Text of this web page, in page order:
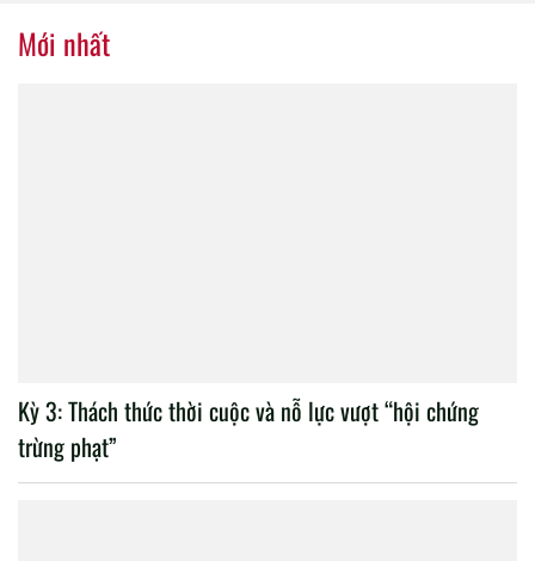
Mới nhất
Kỳ 3: Thách thức thời cuộc và nỗ lực vượt “hội chứng
trừng phạt”